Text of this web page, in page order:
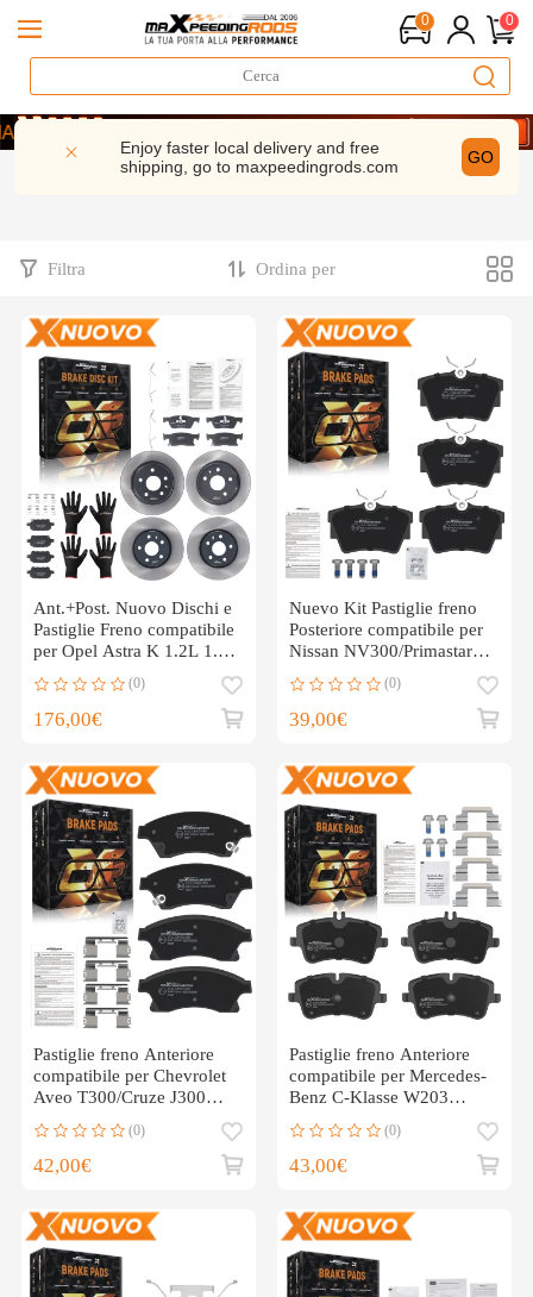
0 0
MXR20TH
： WELCOME
MXR20TH
Enjoy faster local delivery and free
shipping, go to maxpeedingrods.com GO
Filtra Ordina per
Ant.+Post. Nuovo Dischi e
Pastiglie Freno compatibile
per Opel Astra K 1.2L 1.4L
(0)
176,00€
Nuevo Kit Pastiglie freno
Posteriore compatibile per
Nissan NV300/Primastar
(0)
39,00€
Pastiglie freno Anteriore
compatibile per Chevrolet
Aveo T300/Cruze J300
(0)
42,00€
Pastiglie freno Anteriore
compatibile per Mercedes-
Benz C-Klasse W203
(0)
43,00€